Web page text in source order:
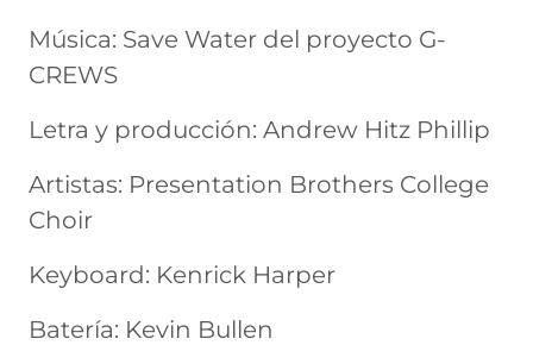
Música: Save Water del proyecto G-
CREWS
Letra y producción: Andrew Hitz Phillip
Artistas: Presentation Brothers College
Choir
Keyboard: Kenrick Harper
Batería: Kevin Bullen